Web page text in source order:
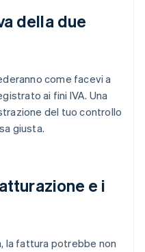
della due
come facevi a
ai fini IVA. Una
del tuo controllo
giusta.
e i
la fattura potrebbe non